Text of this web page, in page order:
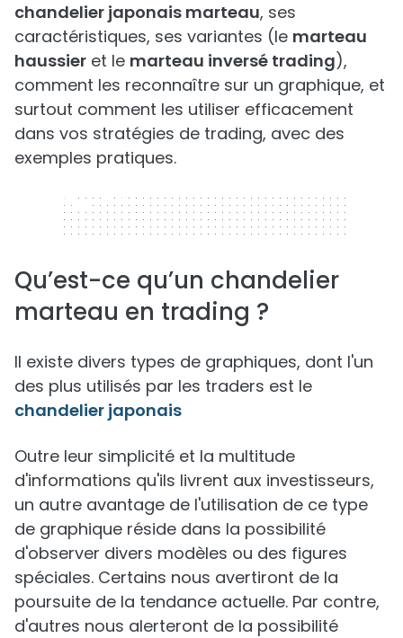
chandelier japonais marteau, ses
caractéristiques, ses variantes (le marteau
haussier et le marteau inversé trading),
comment les reconnaître sur un graphique, et
surtout comment les utiliser efficacement
dans vos stratégies de trading, avec des
exemples pratiques.
320 x 50
Qu’est-ce qu’un chandelier
marteau en trading ?
Il existe divers types de graphiques, dont l'un
des plus utilisés par les traders est le
chandelier japonais
Outre leur simplicité et la multitude
d'informations qu'ils livrent aux investisseurs,
un autre avantage de l'utilisation de ce type
de graphique réside dans la possibilité
d'observer divers modèles ou des figures
spéciales. Certains nous avertiront de la
poursuite de la tendance actuelle. Par contre,
d'autres nous alerteront de la possibilité